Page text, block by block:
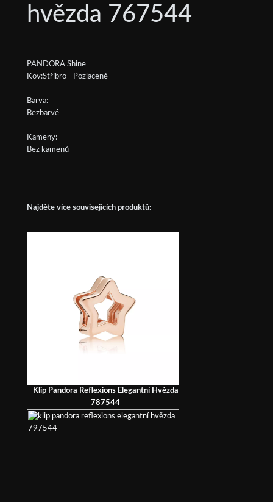
hvězda 767544
PANDORA Shine
Kov:Stříbro - Pozlacené
Barva:
Bezbarvé
Kameny:
Bez kamenů
Najděte více souvisejících produktů:
Klip Pandora Reflexions Elegantní Hvězda
787544